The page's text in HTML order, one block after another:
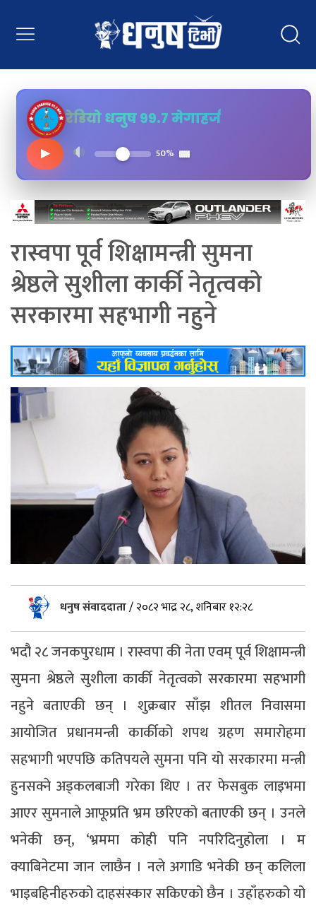
रेडियो धनुष ९९.७ मेगाहर्ज
▶
50%
रास्वपा पूर्व शिक्षामन्त्री सुमना
श्रेष्ठले सुशीला कार्की नेतृत्वको
सरकारमा सहभागी नहुने
धनुष संवाददाता/२०८२ भाद्र २८, शनिबार १२:२८
भदौ २८ जनकपुरधाम । रास्वपा की नेता एवम् पूर्व शिक्षामन्त्री
सुमना श्रेष्ठले सुशीला कार्की नेतृत्वको सरकारमा सहभागी
नहुने बताएकी छन् । शुक्रबार साँझ शीतल निवासमा
आयोजित प्रधानमन्त्री कार्कीको शपथ ग्रहण समारोहमा
सहभागी भएपछि कतिपयले सुमना पनि यो सरकारमा मन्त्री
हुनसक्ने अड्कलबाजी गरेका थिए । तर फेसबुक लाइभमा
आएर सुमनाले आफूप्रति भ्रम छरिएको बताएकी छन् । उनले
भनेकी छन्, ‘भ्रममा कोही पनि नपरिदिनुहोला । म
क्याबिनेटमा जान लाछैन । नले अगाडि भनेकी छन् कलिला
भाइबहिनीहरुको दाहसंस्कार सकिएको छैन । उहाँहरुको यो